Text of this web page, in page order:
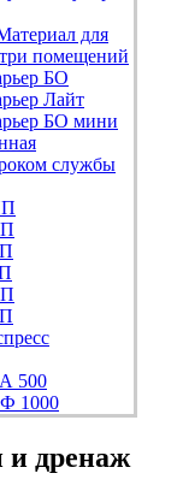
для
помещений
БО
Лайт
БО мини
службы
500
1000
и дренаж